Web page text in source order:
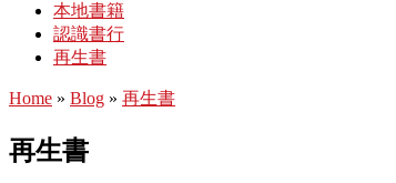
本地書籍
認識書行
再生書
Home » Blog » 再生書
再生書